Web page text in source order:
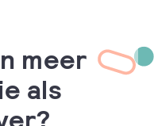
meer
als